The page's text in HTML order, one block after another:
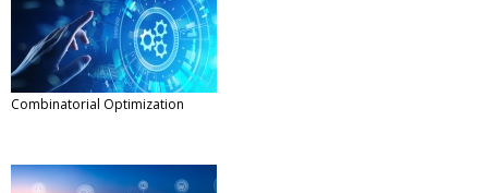
Combinatorial Optimization